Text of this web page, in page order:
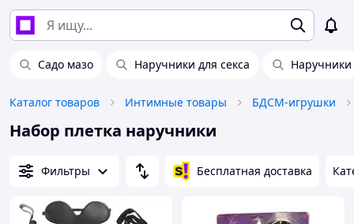
Садо мазо Наручники для секса Наручники
Каталог товаров Интимные товары БДСМ-игрушки
Набор плетка наручники
Фильтры Бесплатная доставка